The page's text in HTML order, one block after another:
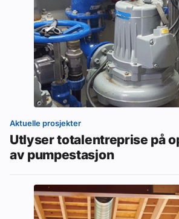
Aktuelle prosjekter
Utlyser totalentreprise på
av pumpestasjon